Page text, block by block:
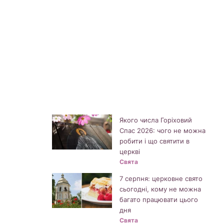
Якого числа Горіховий
Спас 2026: чого не можна
робити і що святити в
церкві
Свята
7 серпня: церковне свято
сьогодні, кому не можна
багато працювати цього
дня
Свята